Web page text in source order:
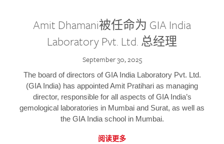
Amit Dhamani被任命为 GIA India
Laboratory Pvt. Ltd. 总经理
September 30, 2025
The board of directors of GIA India Laboratory Pvt. Ltd.
(GIA India) has appointed Amit Pratihari as managing
director, responsible for all aspects of GIA India’s
gemological laboratories in Mumbai and Surat, as well as
the GIA India school in Mumbai.
阅读更多